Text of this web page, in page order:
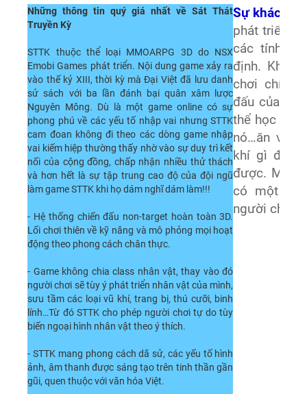
Những thông tin quý giá nhất về Sát Thát
Truyền Kỳ
STTK thuộc thể loại MMOARPG 3D do NSX
Emobi Games phát triển. Nội dung game xảy ra
vào thế kỷ XIII, thời kỳ mà Đại Việt đã lưu danh
sử sách với ba lần đánh bại quân xâm lược
Nguyên Mông. Dù là một game online có sự
phong phú về các yếu tố nhập vai nhưng STTK
cam đoan không đi theo các dòng game nhập
vai kiếm hiệp thường thấy nhờ vào sự duy trì kết
nối của cộng đồng, chấp nhận nhiều thử thách
và hơn hết là sự tập trung cao độ của đội ngũ
làm game STTK khi họ dám nghĩ dám làm!!!
- Hệ thống chiến đấu non-target hoàn toàn 3D.
Lối chơi thiên về kỹ năng và mô phỏng mọi hoạt
động theo phong cách chân thực.
- Game không chia class nhân vật, thay vào đó
người chơi sẽ tùy ý phát triển nhân vật của mình,
sưu tầm các loại vũ khí, trang bị, thú cưỡi, binh
lính…Từ đó STTK cho phép người chơi tự do tùy
biến ngoại hình nhân vật theo ý thích.
- STTK mang phong cách dã sử, các yếu tố hình
ảnh, âm thanh được sáng tạo trên tinh thần gần
gũi, quen thuộc với văn hóa Việt.
Sự khác biệt
phát triển
các tính
định. Khác
chơi chính
đấu của
thể học
nó…ăn vào
khí gì để
được. Mà
có một số
người chơi